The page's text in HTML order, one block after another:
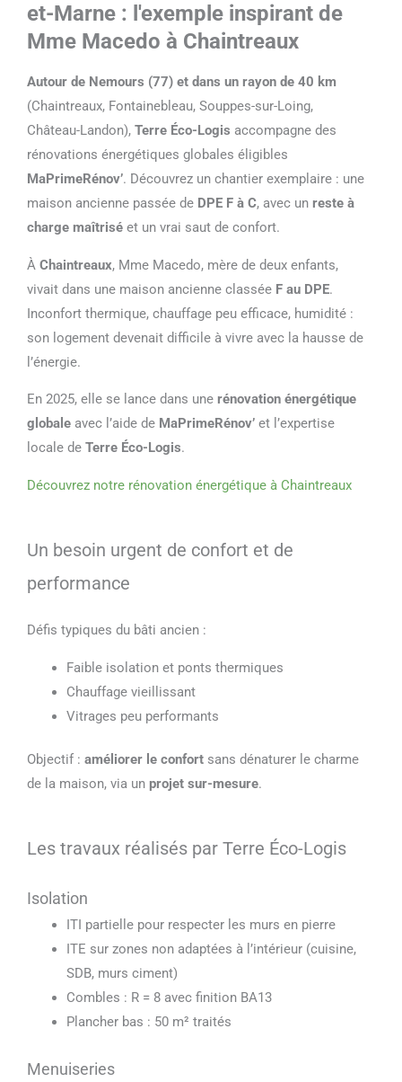
et-Marne : l'exemple inspirant de
Mme Macedo à Chaintreaux
Autour de Nemours (77) et dans un rayon de 40 km
(Chaintreaux, Fontainebleau, Souppes-sur-Loing,
Château-Landon), Terre Éco-Logis accompagne des
rénovations énergétiques globales éligibles
MaPrimeRénov’. Découvrez un chantier exemplaire : une
maison ancienne passée de DPE F à C, avec un reste à
charge maîtrisé et un vrai saut de confort.
À Chaintreaux, Mme Macedo, mère de deux enfants,
vivait dans une maison ancienne classée F au DPE.
Inconfort thermique, chauffage peu efficace, humidité :
son logement devenait difficile à vivre avec la hausse de
l’énergie.
En 2025, elle se lance dans une rénovation énergétique
globale avec l’aide de MaPrimeRénov’ et l’expertise
locale de Terre Éco-Logis.
Découvrez notre rénovation énergétique à Chaintreaux
Un besoin urgent de confort et de
performance
Défis typiques du bâti ancien :
Faible isolation et ponts thermiques
Chauffage vieillissant
Vitrages peu performants
Objectif : améliorer le confort sans dénaturer le charme
de la maison, via un projet sur-mesure.
Les travaux réalisés par Terre Éco-Logis
Isolation
ITI partielle pour respecter les murs en pierre
ITE sur zones non adaptées à l’intérieur (cuisine,
SDB, murs ciment)
Combles : R = 8 avec finition BA13
Plancher bas : 50 m² traités
Menuiseries